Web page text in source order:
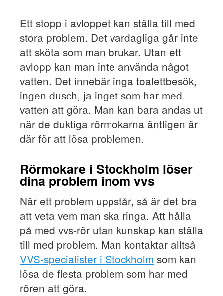
Ett stopp i avloppet kan ställa till med
stora problem. Det vardagliga går inte
att sköta som man brukar. Utan ett
avlopp kan man inte använda något
vatten. Det innebär inga toalettbesök,
ingen dusch, ja inget som har med
vatten att göra. Man kan bara andas ut
när de duktiga rörmokarna äntligen är
där för att lösa problemen.
Rörmokare i Stockholm löser
dina problem inom vvs
När ett problem uppstår, så är det bra
att veta vem man ska ringa. Att hålla
på med vvs-rör utan kunskap kan ställa
till med problem. Man kontaktar alltså
VVS-specialister i Stockholm som kan
lösa de flesta problem som har med
rören att göra.